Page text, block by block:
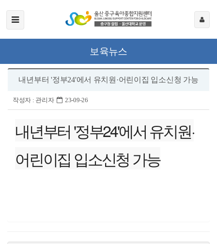
보육뉴스
내년부터 '정부24'에서 유치원·어린이집 입소신청 가능
작성자 : 관리자 23-09-26
내년부터 '정부24'에서 유치원·
어린이집 입소신청 가능